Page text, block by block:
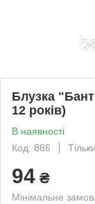
Блузка
12 років)
В наявності
Код: 886
94 ₴
Мінімальне